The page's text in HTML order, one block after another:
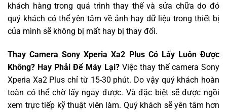
khách hàng trong quá trình thay thế và sửa chữa do đó
quý khách có thể yên tâm về ảnh hay dữ liệu trong thiết bị
của mình sẽ không bị mất hay bị thay đổi.
Thay Camera Sony Xperia Xa2 Plus Có Lấy Luôn Được
Không? Hay Phải Để Máy Lại?Việc thay thế camera Sony
Xperia Xa2 Plus chỉ từ 15-30 phút. Do vậy quý khách hoàn
toàn có thể chờ lấy ngay được. Và đặc biệt sẽ được ngồi
xem trực tiếp kỹ thuật viên làm. Quý khách sẽ yên tâm hơn